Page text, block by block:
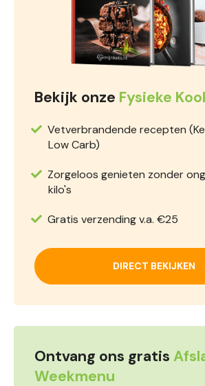
Bekijk onze Fysieke
Vetverbrandende recepten
Low Carb)
Zorgeloos genieten zonder
kilo's
Gratis verzending v.a. €25
DIRECT BEKIJKEN
Ontvang ons gratis
Weekmenu